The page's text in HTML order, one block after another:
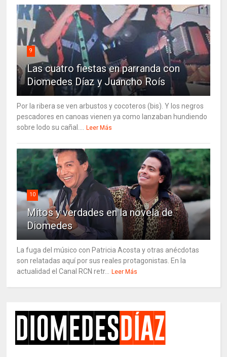
9
Las cuatro fiestas en parranda con
Diomedes Díaz y Juancho Roís
Por la ribera se ven arbustos y cocoteros (bis). Y los negros
pescadores en canoas vienen ya como lanzaban hundiendo
sobre lodo su cañal....
Leer Más
10
Mitos y verdades en la novela de
Diomedes
La fuga del músico con Patricia Acosta y otras anécdotas
son relatadas aquí por sus reales protagonistas. En la
actualidad el Canal RCN retr...
Leer Más